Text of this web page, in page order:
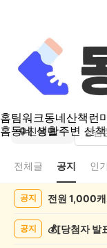
홈팀워크동네산책런
홈동네 생활주변 산책
진동면
전체글 공지 인기
공지 전원 1,000
공지